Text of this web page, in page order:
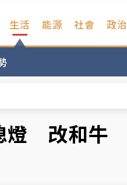
生活 能源 社會 政治
晚上7時
燈 改和牛